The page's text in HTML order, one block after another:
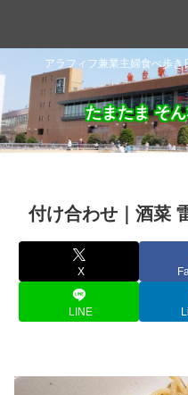
アラフィフ兼業主婦食べ歩
たまたま そ
付け合わせ｜酒菜
X
LINE